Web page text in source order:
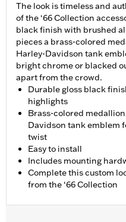
The look is timeless and
of the ‘66 Collection
black finish with brushed
pieces a brass-colored
Harley-Davidson tank
bright chrome or blacked
apart from the crowd.
Durable gloss black
highlights
Brass-colored
Davidson tank emblem
twist
Easy to install
Includes mounting
Complete this custom
from the ‘66 Collection